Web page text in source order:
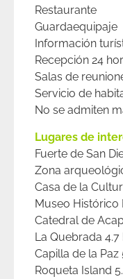
Restaurante
Guardaequipaje
Información
Recepción 24
Salas de
Servicio de
No se admiten
Lugares de
Fuerte de San
Zona
Casa de la
Museo Histórico
Catedral de
La Quebrada 4.7
Capilla de la Paz
Roqueta Island